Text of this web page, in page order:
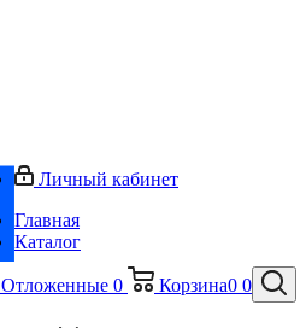
Отложенные 0 Корзина0 0
Личный кабинет
Главная
Каталог